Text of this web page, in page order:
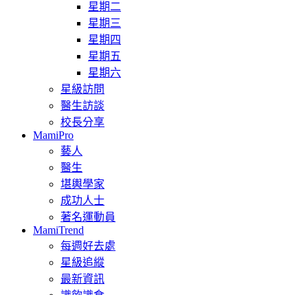
星期二
星期三
星期四
星期五
星期六
星級訪問
醫生訪談
校長分享
MamiPro
藝人
醫生
堪輿學家
成功人士
著名運動員
MamiTrend
每週好去處
星級追縱
最新資訊